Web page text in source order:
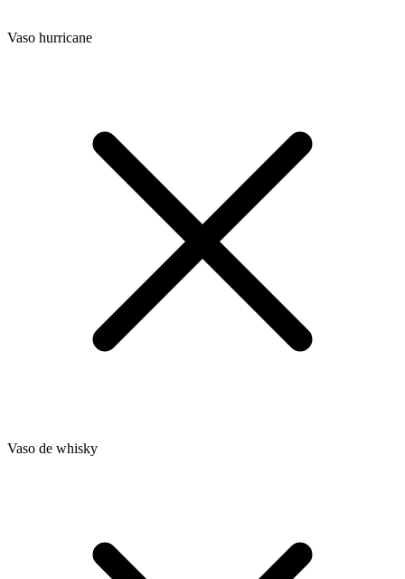
Vaso hurricane
Vaso de whisky